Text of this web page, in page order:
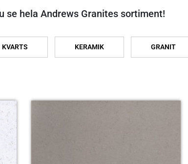
se hela Andrews Granites sortiment!
KVARTS KERAMIK GRANIT